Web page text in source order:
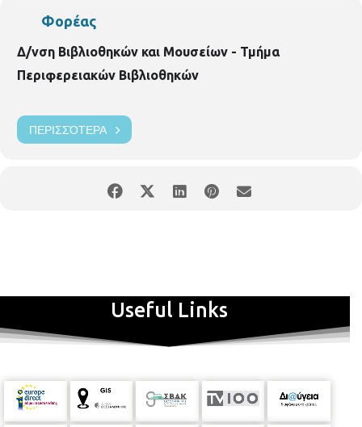
Φορέας
Δ/νση Βιβλιοθηκών και Μουσείων - Τμήμα
Περιφερειακών Βιβλιοθηκών
ΠΕΡΙΣΣΌΤΕΡΑ
Useful Links